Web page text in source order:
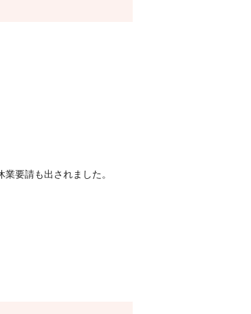
要請も出されました。